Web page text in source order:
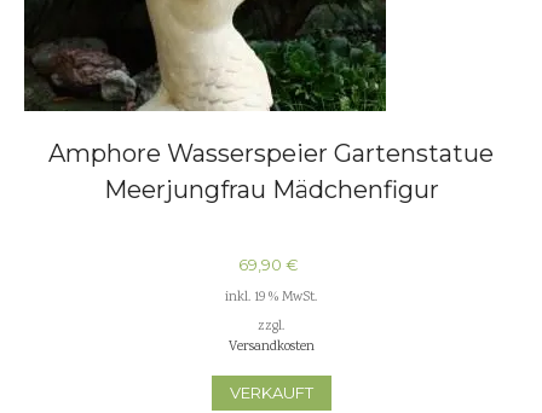
Amphore Wasserspeier Gartenstatue
Meerjungfrau Mädchenfigur
69,90 €
inkl. 19 % MwSt.
zzgl.
Versandkosten
VERKAUFT